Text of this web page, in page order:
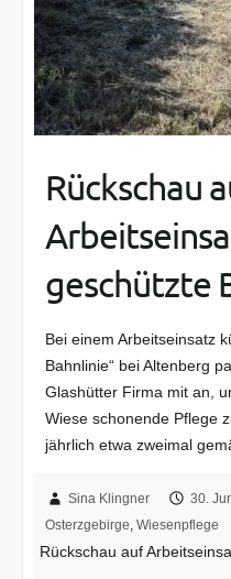
Rückschau
geschützte
Bei einem Arbeitseinsatz
Bahnlinie“ bei Altenberg
Glashütter Firma mit an,
Wiese schonende Pflege
jährlich etwa zweimal
Sina Klingner 30.
Osterzgebirge ,Wiesenpflege
Rückschau auf